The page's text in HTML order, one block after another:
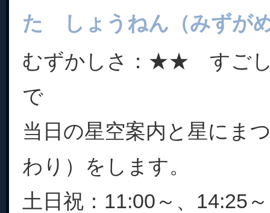
た しょうねん（みずが
むずかしさ：★★ すごし
で
当日の星空案内と星にま
わり）をします。
土日祝：11:00～、14:25～